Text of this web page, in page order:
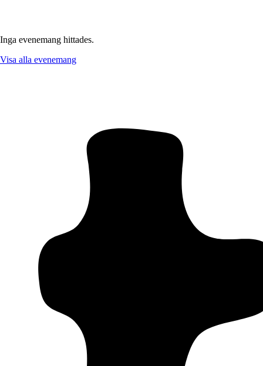
Inga evenemang hittades.
Visa alla evenemang